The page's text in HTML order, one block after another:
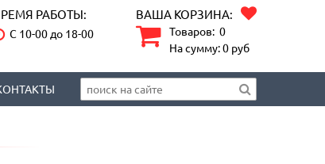
РАБОТЫ:
С 10-00 до 18-00
ВАША КОРЗИНА:
Товаров: 0
На сумму:0 руб